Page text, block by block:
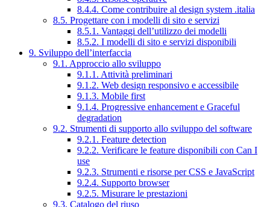
8.4.4. Come contribuire al design system .italia
8.5. Progettare con i modelli di sito e servizi
8.5.1. Vantaggi dell’utilizzo dei modelli
8.5.2. I modelli di sito e servizi disponibili
9. Sviluppo dell’interfaccia
9.1. Approccio allo sviluppo
9.1.1. Attività preliminari
9.1.2. Web design responsivo e accessibile
9.1.3. Mobile first
9.1.4. Progressive enhancement e Graceful
degradation
9.2. Strumenti di supporto allo sviluppo del software
9.2.1. Feature detection
9.2.2. Verificare le feature disponibili con Can I
use
9.2.3. Strumenti e risorse per CSS e JavaScript
9.2.4. Supporto browser
9.2.5. Misurare le prestazioni
9.3. Catalogo del riuso